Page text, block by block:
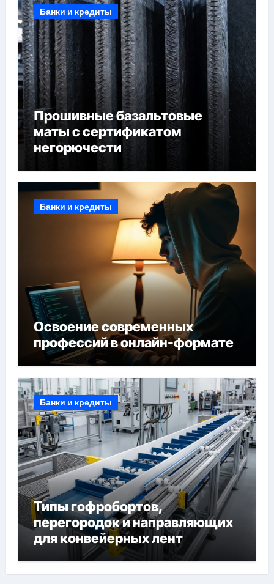
Банки и кредиты
Прошивные базальтовые
маты с сертификатом
негорючести
Банки и кредиты
Освоение современных
профессий в онлайн-формате
Банки и кредиты
Типы гофробортов,
перегородок и направляющих
для конвейерных лент